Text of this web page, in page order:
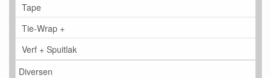
Tape
Tie-Wrap +
Verf + Spuitlak
Diversen